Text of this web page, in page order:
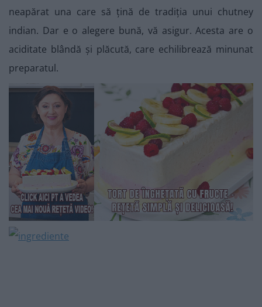
neapărat una care să țină de tradiția unui chutney
indian. Dar e o alegere bună, vă asigur. Acesta are o
aciditate blândă și plăcută, care echilibrează minunat
preparatul.